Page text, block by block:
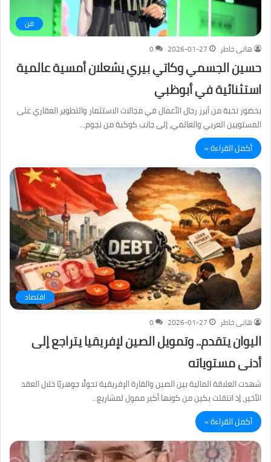
فن
هانى خاطر
2026-01-27
0
حسين الجسمي وكاتي بيري يشعلان أمسية عالمية
استثنائية في أبوظبي
بحضور نخبة من أبرز رجال الأعمال في مجالات الاستثمار والتطوير العقاري على
المستويين العربي والعالمي، إلى جانب كوكبة من نجوم…
أكمل القراءة »
اقتصاد
هانى خاطر
2026-01-27
0
اليوان يتقدم.. وتمويل الصين لإفريقيا يتراجع إلى
أدنى مستوياته
شهدت العلاقة المالية بين الصين والقارة الإفريقية تحولًا جوهريًا خلال العقد
الأخير، إذ انتقلت بكين من كونها أكبر ممول لمشاريع…
أكمل القراءة »